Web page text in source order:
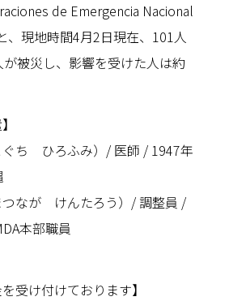
de Emergencia Nacional
、現地時間4月2日現在、101人
被災し、影響を受けた人は約
ち ひろふみ）/ 医師 / 1947年
なが けんたろう）/ 調整員 /
本部職員
受け付けております】